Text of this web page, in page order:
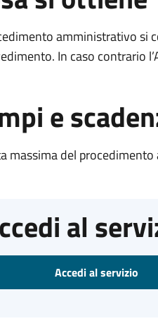
amministrativo si
In caso contrario
e
massima del
al
Accedi al servizio